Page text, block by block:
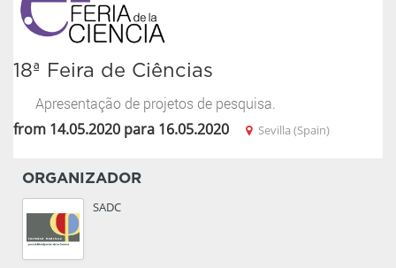
18ª Feira de Ciências
Apresentação de projetos de pesquisa.
from 14.05.2020 para 16.05.2020 Sevilla (Spain)
ORGANIZADOR
SADC